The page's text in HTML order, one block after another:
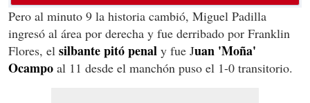
Pero al minuto 9 la historia cambió, Miguel Padilla
ingresó al área por derecha y fue derribado por Franklin
Flores, el silbante pitó penal y fue Juan 'Moña'
Ocampo al 11 desde el manchón puso el 1-0 transitorio.